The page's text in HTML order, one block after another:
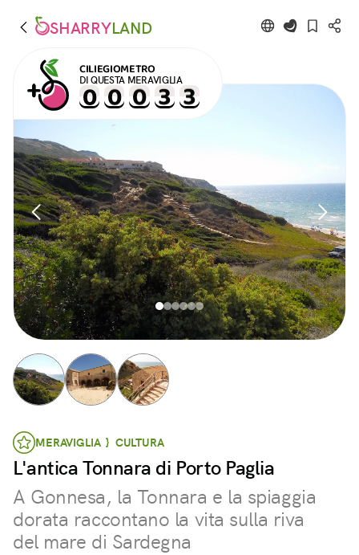
SHARRYLAND
CILIEGIOMETRO
DI QUESTA MERAVIGLIA
MERAVIGLIA } CULTURA
L'antica Tonnara di Porto Paglia
A Gonnesa, la Tonnara e la spiaggia
dorata raccontano la vita sulla riva
del mare di Sardegna